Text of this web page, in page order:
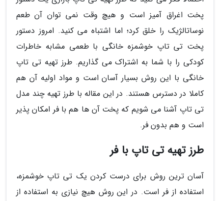
پخت اغراق آمیز است و هیچ وقت نمی توان آن طعم
نوساتالژیک را خلق کرد؛ اما اشتباه می کنید. امروز دستور
پخت تی تاپ خوشمزه خانگی با طعمی مشابه خاطرات
کودکی را با شما به اشتراک می گذاریم. طرز تهیه تی تاپ
خانگی با این روش بسیار آسان است و مواد اولیه آن هم
کاملا در دسترس هستند. در این مقاله با طرز تهیه چند مدل
تی تاپ آشنا می شویم که پخت آن ها هم با فر امکان پذیر
است و هم بدون فر.
طرز تهیه تی تاپ با فر
آسان ترین روش برای درست کردن یک تی تاپ خوشمزه،
استفاده از فر است. در این روش هیچ نیازی به استفاده از